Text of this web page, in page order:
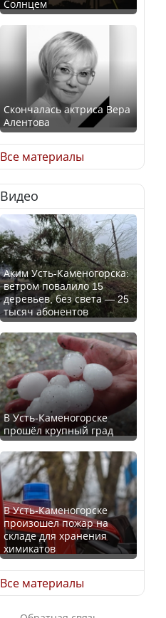
Солнцем
Скончалась актриса Вера
Алентова
В РФ вынесен заочный
приговор по уголовному
делу об убийстве Игоря
Талькова
В России введены
дополнительные
ограничения для
казахстанских прав
Трамп официально
вступил в должность
президента США
Луну признали объектом
культурного наследия,
находящегося под
угрозой исчезновения
Все материалы
Видео
Аким Усть-Каменогорска:
ветром повалило 15
деревьев, без света — 25
тысяч абонентов
В Усть-Каменогорске
прошёл крупный град
В Усть-Каменогорске
произошел пожар на
складе для хранения
химикатов
Все материалы